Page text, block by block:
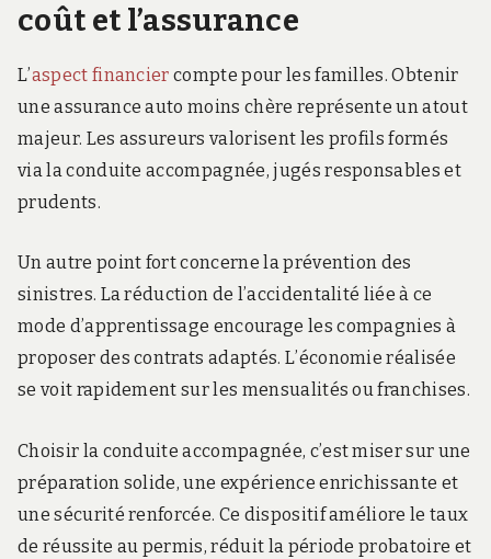
coût et l’assurance
L’aspect financier compte pour les familles. Obtenir
une assurance auto moins chère représente un atout
majeur. Les assureurs valorisent les profils formés
via la conduite accompagnée, jugés responsables et
prudents.
Un autre point fort concerne la prévention des
sinistres. La réduction de l’accidentalité liée à ce
mode d’apprentissage encourage les compagnies à
proposer des contrats adaptés. L’économie réalisée
se voit rapidement sur les mensualités ou franchises.
Choisir la conduite accompagnée, c’est miser sur une
préparation solide, une expérience enrichissante et
une sécurité renforcée. Ce dispositif améliore le taux
de réussite au permis, réduit la période probatoire et